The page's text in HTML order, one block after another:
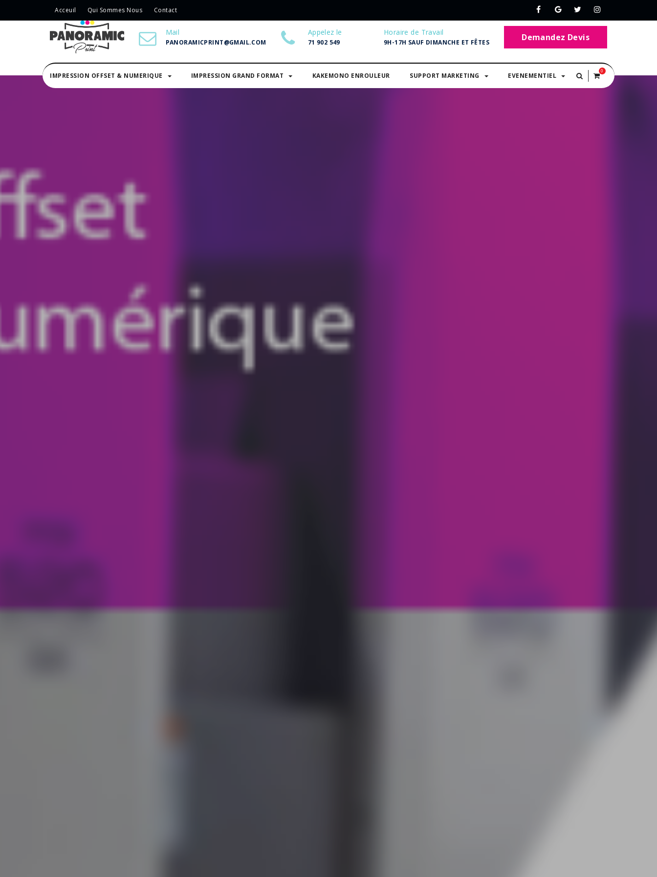
Acceuil Qui Sommes Nous Contact
Mail
PANORAMICPRINT@GMAIL.COM
Appelez le
71 902 549
Horaire de Travail
9H-17H SAUF DIMANCHE ET FÊTES Demandez Devis
IMPRESSION OFFSET & NUMERIQUE IMPRESSION GRAND FORMAT KAKEMONO ENROULEUR SUPPORT MARKETING EVENEMENTIEL
0